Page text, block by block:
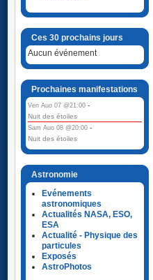
Ces 30 prochains jours
Aucun événement
Prochaines manifestations
Ven Auo 07 @21:00 -
Nuit des étoiles
Sam Auo 08 @20:00 -
Nuit des étoiles
Astronomie
Evénements
astronomiques
Actualités NASA, ESO,
ESA
Actualité - Physique des
particules
Exposés
AstroPhotos